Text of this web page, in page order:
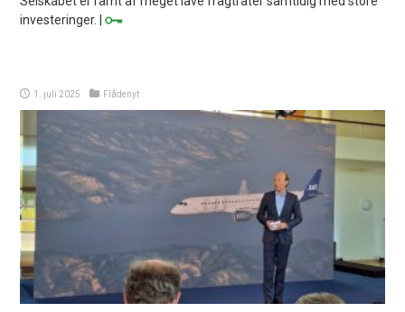
investeringer. |
1. juli 2025 Flådenyt